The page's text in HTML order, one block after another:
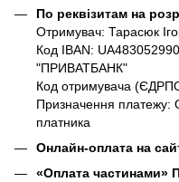
По реквізитам на
Отримувач: Тарасюк
Код IBAN:
"ПРИВАТБАНК"
Код отримувача
Призначення платежу:
платника
Онлайн-оплата на
«Оплата частинами»